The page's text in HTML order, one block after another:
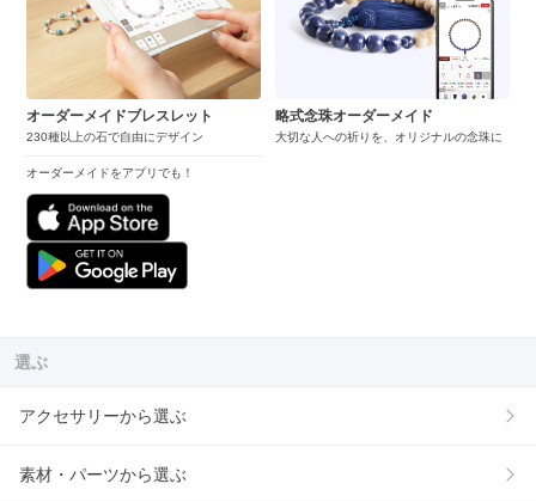
オーダーメイドブレスレット
230種以上の石で自由にデザイン
オーダーメイドをアプリでも！
略式念珠オーダーメイド
大切な人への祈りを、オリジナルの念珠に
選ぶ
アクセサリーから選ぶ
素材・パーツから選ぶ